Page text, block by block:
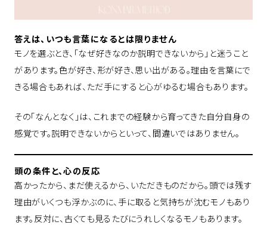
答えは、いつも言葉になるとは限りません
モノを選ぶとき、「なぜ好きなのか説明できないから」と迷うこと
があります。色が好き、形が好き、思い出がある。理由を言葉にで
きる場合もあれば、ただ手にすると心がゆるむ場合もあります。
その「なんとなく」は、これまでの経験から育ってきた自分自身の
感覚です。説明できないからといって、間違いではありません。
頭の条件と、心の反応
高かったから、まだ使えるから、いただきものだから。頭では残す
理由がいくつも浮かぶのに、手に取ると気持ちが沈むモノもあり
ます。反対に、古くても見るたびにうれしくなるモノもあります。